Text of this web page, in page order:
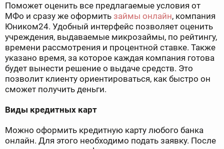
Поможет оценить все предлагаемые условия от
МФо и сразу же оформить займы онлайн, компания
Юником24. Удобный интерфейс позволяет оценить
учреждения, выдаваемые микрозаймы, по рейтингу,
времени рассмотрения и процентной ставке. Также
указано время, за которое каждая компания готова
будет вынести решение о выдаче средств. Это
позволит клиенту ориентироваться, как быстро он
сможет получить деньги.
Виды кредитных карт
Можно оформить кредитную карту любого банка
онлайн. Для этого необходимо подать заявку. После